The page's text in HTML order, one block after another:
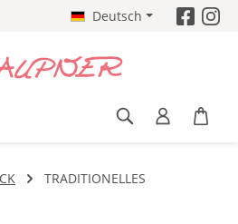
Deutsch
TRADITIONELLES